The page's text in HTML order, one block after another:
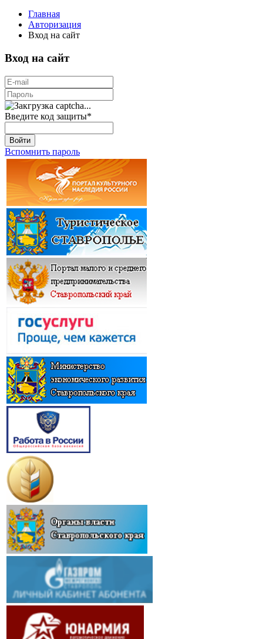
Главная
Авторизация
Вход на сайт
Вход на сайт
Введите код защиты*
Войти
Вспомнить пароль